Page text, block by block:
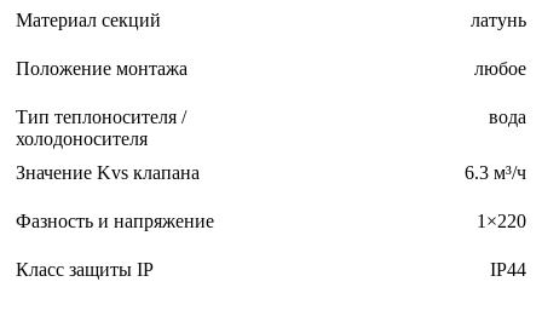
Материал секций латунь
Положение монтажа любое
Тип теплоносителя /
холодоносителя
вода
Значение Kvs клапана 6.3 м³/ч
Фазность и напряжение 1×220
Класс защиты IP IP44